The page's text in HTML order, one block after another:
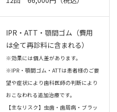
IPR・ATT・顎間ゴム（費用
は全て再診料に含まれる）
※効果には個人差があります。
※IPR・顎間ゴム・ATTは患者様のご要
望や症状により歯科医師の判断により
おこなわれる追加治療です。
【主なリスク】虫歯・歯周病・ブラッ